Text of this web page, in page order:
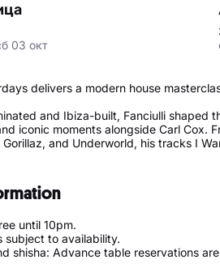
03 окт
delivers a modern house
and Ibiza-built, Fanciulli shaped
iconic moments alongside Carl Cox.
and Underworld, his tracks I
until 10pm.
subject to availability.
shisha: Advance table reservations